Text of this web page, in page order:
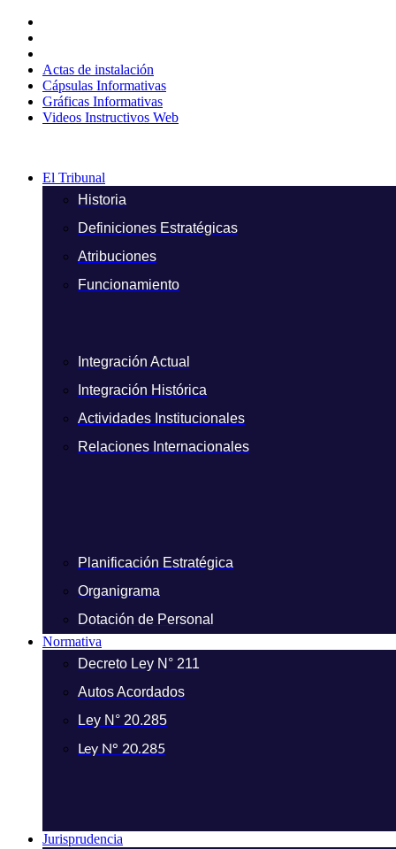
contenido
Actas de instalación
Cápsulas Informativas
Gráficas Informativas
Videos Instructivos Web
El Tribunal
Historia
Definiciones Estratégicas
Atribuciones
Funcionamiento
Integración Actual
Integración Histórica
Actividades Institucionales
Relaciones Internacionales
Planificación Estratégica
Organigrama
Dotación de Personal
Normativa
Decreto Ley N° 211
Autos Acordados
Ley N° 20.285
Ley N° 20.285
Jurisprudencia